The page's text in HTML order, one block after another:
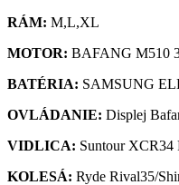
RÁM: M,L,XL
MOTOR: BAFANG M510
BATÉRIA: SAMSUNG
OVLÁDANIE: Displej
VIDLICA: Suntour XCR34
KOLESÁ: Ryde Rival35/